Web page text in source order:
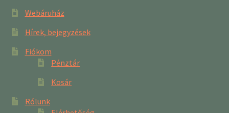
Webáruház
Hírek, bejegyzések
Fiókom
Pénztár
Kosár
Rólunk